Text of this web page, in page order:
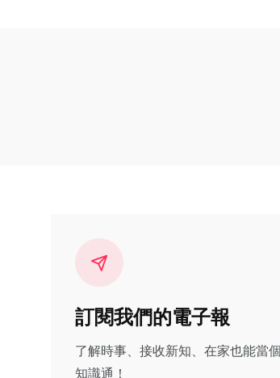
訂閱我們的電子報
了解時事、接收新知、在家也能當個
知識通！